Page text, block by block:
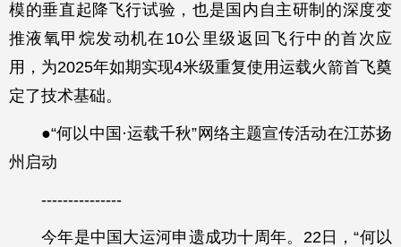
模的垂直起降飞行试验，也是国内自主研制的深度变
推液氧甲烷发动机在10公里级返回飞行中的首次应
用，为2025年如期实现4米级重复使用运载火箭首飞奠
定了技术基础。
●“何以中国·运载千秋”网络主题宣传活动在江苏扬
州启动
---------------
今年是中国大运河申遗成功十周年。22日，“何以